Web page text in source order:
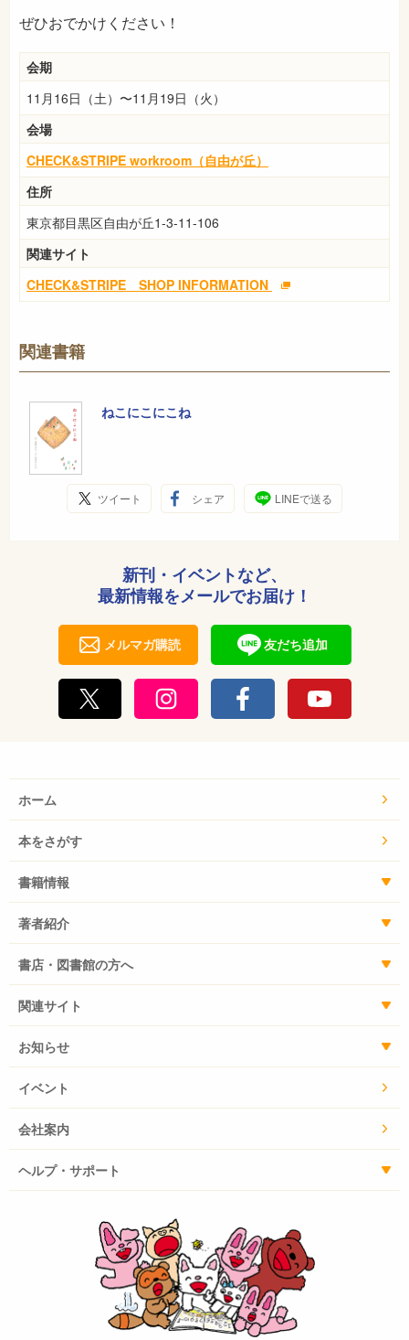
ぜひおでかけください！
会期
11月16日（土）〜11月19日（火）
会場
CHECK&STRIPE workroom（自由が丘）
住所
東京都目黒区自由が丘1-3-11-106
関連サイト
CHECK&STRIPE SHOP INFORMATION
関連書籍
ねこにこにこね
ツイート シェア LINEで送る
新刊・イベントなど、
最新情報をメールでお届け！
メルマガ購読 友だち追加
ホーム
本をさがす
書籍情報
著者紹介
書店・図書館の方へ
関連サイト
お知らせ
イベント
会社案内
ヘルプ・サポート